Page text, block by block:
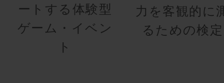
ートする体験型
ゲーム・イベン
ト
力を客観的に
るための検定